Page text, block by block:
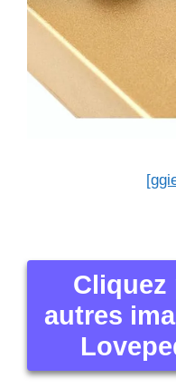
Cliquez
autres